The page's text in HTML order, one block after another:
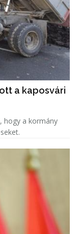
a kaposvári
hogy a kormány